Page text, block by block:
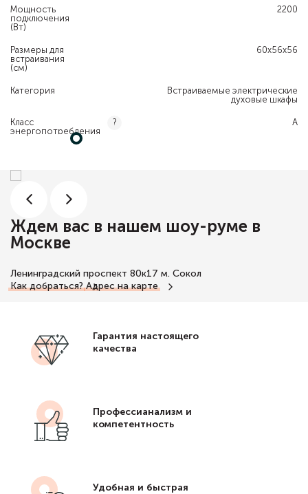
Мощность
подключения
(Вт)
2200
Размеры для
встраивания
(см)
60х56х56
Категория
Встраиваемые электрические
духовые шкафы
Класс
энергопотребления
? A
Ждем вас в нашем шоу-руме в
Москве
Ленинградский проспект 80к17 м. Сокол
Как добраться? Адрес на карте
Гарантия настоящего
качества
Профессианализм и
компетентность
Удобная и быстрая